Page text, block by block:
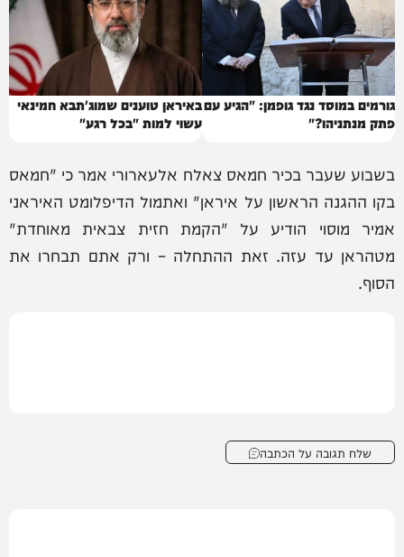
גורמים במוסד נגד גופמן: "הגיע עם
פתק מנתניהו?"
באיראן טוענים שמוג'תבא חמינאי
עשוי למות "בכל רגע"
בשבוע שעבר בכיר חמאס צאלח אלעארורי אמר כי "חמאס
בקו ההגנה הראשון על איראן" ואתמול הדיפלומט האיראני
אמיר מוסוי הודיע על "הקמת חזית צבאית מאוחדת"
מטהראן עד עזה. זאת ההתחלה – ורק אתם תבחרו את
הסוף.
שלח תגובה על הכתבה